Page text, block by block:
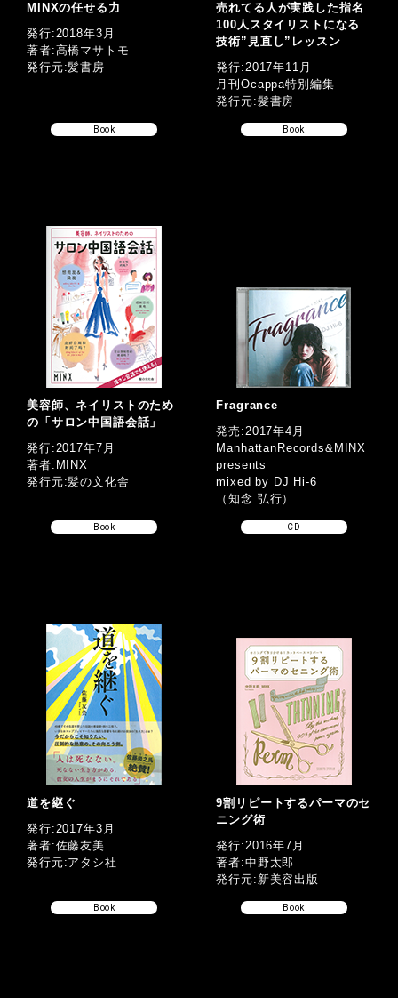
MINXの任せる力
発行:2018年3月
著者:高橋マサトモ
発行元:髪書房
Book
売れてる人が実践した指名
100人スタイリストになる
技術”見直し”レッスン
発行:2017年11月
月刊Ocappa特別編集
発行元:髪書房
Book
美容師、ネイリストのため
の「サロン中国語会話」
発行:2017年7月
著者:MINX
発行元:髪の文化舎
Book
Fragrance
発売:2017年4月
ManhattanRecords&MINX
presents
mixed by DJ Hi-6
（知念 弘行）
CD
道を継ぐ
発行:2017年3月
著者:佐藤友美
発行元:アタシ社
Book
9割リピートするパーマのセ
ニング術
発行:2016年7月
著者:中野太郎
発行元:新美容出版
Book